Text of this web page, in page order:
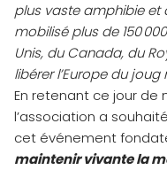
plus vaste amphibie et
mobilisé plus de 150
Unis, du Canada, du
libérer l’Europe du joug
En retenant ce jour de
l’association a
cet événement
maintenir vivante la